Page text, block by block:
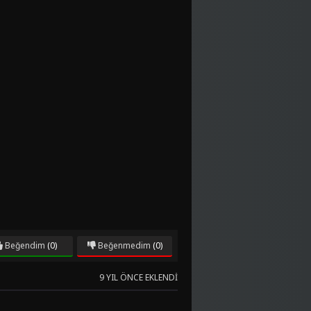
Beğendim (0) Beğenmedim (0)
9 YIL ÖNCE EKLENDI